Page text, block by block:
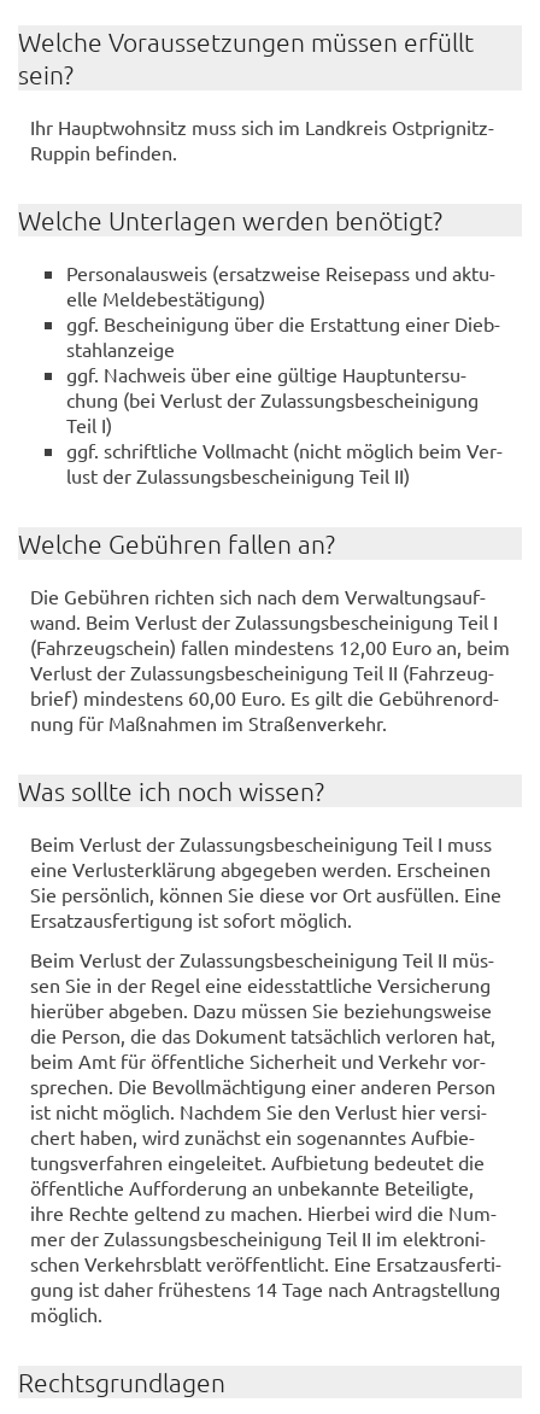
Wel­che Vor­aus­set­zun­gen müs­sen er­füllt
sein?
Ihr Haupt­wohn­sitz muss sich im Land­kreis Ostprignitz-​
Ruppin be­fin­den.
Wel­che Un­ter­la­gen wer­den be­nö­tigt?
Per­so­nal­aus­weis (er­satz­wei­se Rei­se­pass und ak­tu­
el­le Mel­de­be­stä­ti­gung)
ggf. Be­schei­ni­gung über die Er­stat­tung einer Dieb­
stahl­an­zei­ge
ggf. Nach­weis über eine gül­ti­ge Haupt­un­ter­su­
chung (bei Ver­lust der Zu­las­sungs­be­schei­ni­gung
Teil I)
ggf. schrift­li­che Voll­macht (nicht mög­lich beim Ver­
lust der Zu­las­sungs­be­schei­ni­gung Teil II)
Wel­che Ge­büh­ren fal­len an?
Die Ge­büh­ren rich­ten sich nach dem Ver­wal­tungs­auf­
wand. Beim Ver­lust der Zu­las­sungs­be­schei­ni­gung Teil I
(Fahr­zeug­schein) fal­len min­des­tens 12,00 Euro an, beim
Ver­lust der Zu­las­sungs­be­schei­ni­gung Teil II (Fahr­zeug­
brief) min­des­tens 60,00 Euro. Es gilt die Ge­büh­ren­ord­
nung für Maß­nah­men im Stra­ßen­ver­kehr.
Was soll­te ich noch wis­sen?
Beim Ver­lust der Zu­las­sungs­be­schei­ni­gung Teil I muss
eine Ver­lust­er­klä­rung ab­ge­ge­ben wer­den. Er­schei­nen
Sie per­sön­lich, kön­nen Sie diese vor Ort aus­fül­len. Eine
Er­satz­aus­fer­ti­gung ist so­fort mög­lich.
Beim Ver­lust der Zu­las­sungs­be­schei­ni­gung Teil II müs­
sen Sie in der Regel eine ei­des­statt­li­che Ver­si­che­rung
hier­über ab­ge­ben. Dazu müs­sen Sie be­zie­hungs­wei­se
die Per­son, die das Do­ku­ment tat­säch­lich ver­lo­ren hat,
beim Amt für öf­fent­li­che Si­cher­heit und Ver­kehr vor­
spre­chen. Die Be­voll­mäch­ti­gung einer an­de­ren Per­son
ist nicht mög­lich. Nach­dem Sie den Ver­lust hier ver­si­
chert haben, wird zu­nächst ein so­ge­nann­tes Auf­bie­
tungs­ver­fah­ren ein­ge­lei­tet. Auf­bie­tung be­deu­tet die
öf­fent­li­che Auf­for­de­rung an un­be­kann­te Be­tei­lig­te,
ihre Rech­te gel­tend zu ma­chen. Hier­bei wird die Num­
mer der Zu­las­sungs­be­schei­ni­gung Teil II im elek­tro­ni­
schen Ver­kehrs­blatt ver­öf­fent­licht. Eine Er­satz­aus­fer­ti­
gung ist daher frü­hes­tens 14 Tage nach An­trag­stel­lung
mög­lich.
Rechts­grund­la­gen